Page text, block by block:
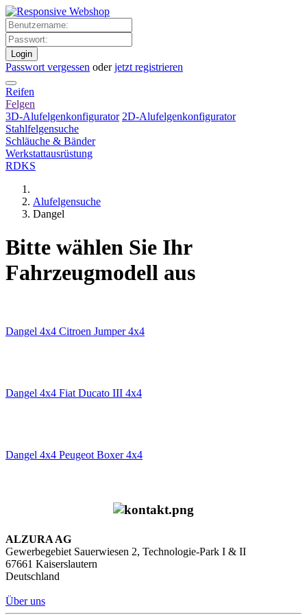
Login
Passwort vergessen oderjetzt registrieren
Reifen
Felgen
3D-Alufelgenkonfigurator 2D-Alufelgenkonfigurator
Stahlfelgensuche
Schläuche & Bänder
Werkstattausrüstung
RDKS
Alufelgensuche
Dangel
Bitte wählen Sie Ihr
Fahrzeugmodell aus
Dangel 4x4 Citroen Jumper 4x4
Dangel 4x4 Fiat Ducato III 4x4
Dangel 4x4 Peugeot Boxer 4x4
ALZURA AG
Gewerbegebiet Sauerwiesen 2, Technologie-Park I & II
67661 Kaiserslautern
Deutschland
Über uns